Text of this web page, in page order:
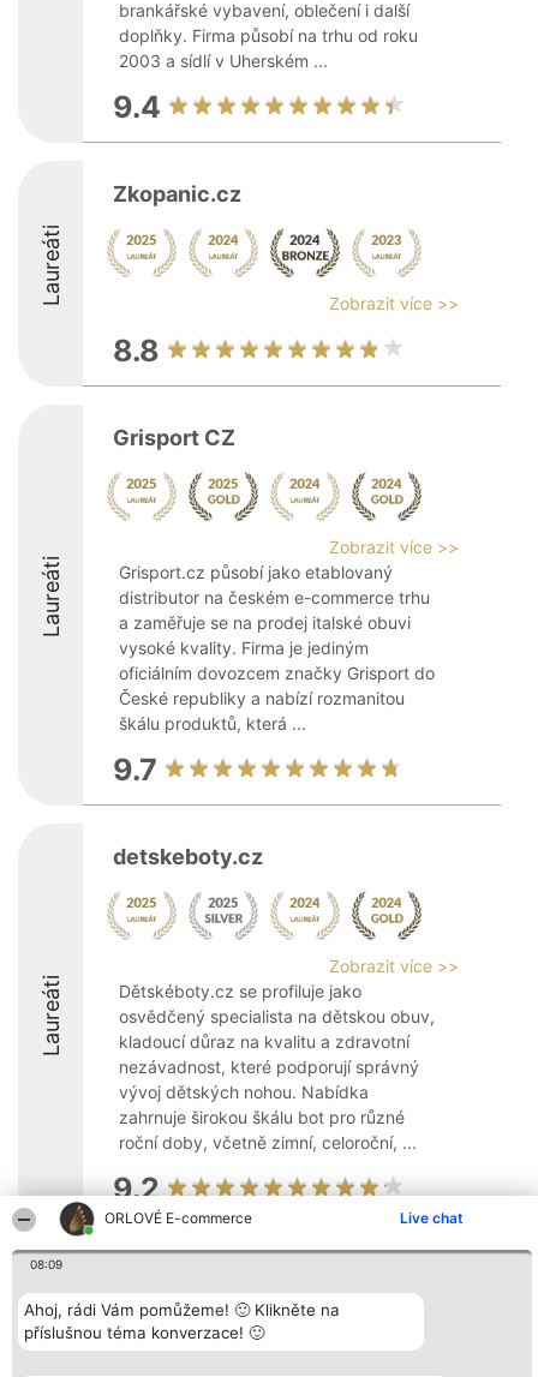
ORLOVÉ E-commerce Live chat
08:09
Ahoj, rádi Vám pomůžeme! 🙂 Klikněte na
příslušnou téma konverzace! 🙂
brankářské vybavení, oblečení i další
doplňky. Firma působí na trhu od roku
2003 a sídlí v Uherském ...
9.4
Laureáti
Zkopanic.cz
Zobrazit více >>
8.8
Laureáti
Grisport CZ
Zobrazit více >>
Grisport.cz působí jako etablovaný
distributor na českém e-commerce trhu
a zaměřuje se na prodej italské obuvi
vysoké kvality. Firma je jediným
oficiálním dovozcem značky Grisport do
České republiky a nabízí rozmanitou
škálu produktů, která ...
9.7
Laureáti
detskeboty.cz
Zobrazit více >>
Dětskéboty.cz se profiluje jako
osvědčený specialista na dětskou obuv,
kladoucí důraz na kvalitu a zdravotní
nezávadnost, které podporují správný
vývoj dětských nohou. Nabídka
zahrnuje širokou škálu bot pro různé
roční doby, včetně zimní, celoroční, ...
9.2
Organizátor hlasování
o. sp. k.
ul. Ruska 22
Wrocław 50-079
Seznam všech
laureátů
Zásady